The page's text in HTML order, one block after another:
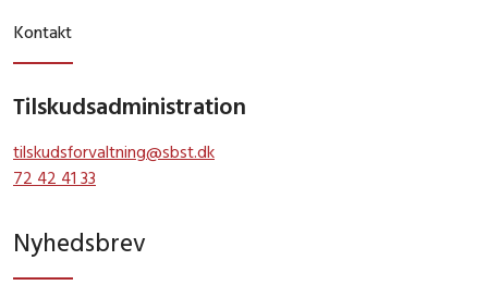
Kontakt
Tilskudsadministration
tilskudsforvaltning@sbst.dk
72 42 41 33
Nyhedsbrev